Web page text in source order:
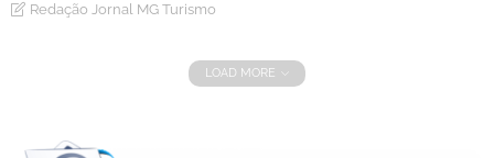
Redação Jornal MG Turismo
LOAD MORE